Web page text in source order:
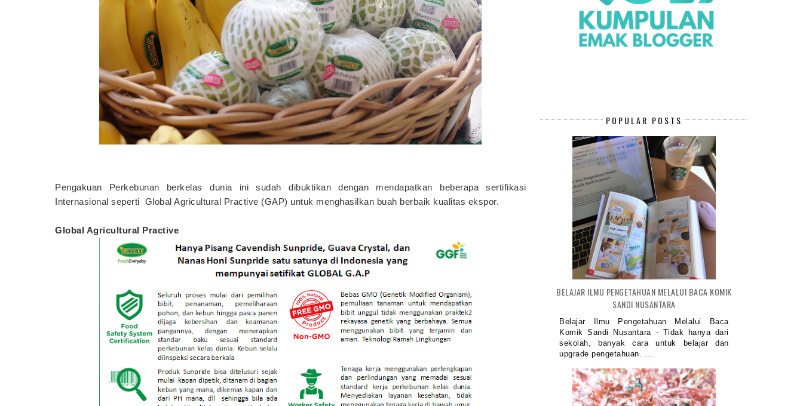
Pengakuan Perkebunan berkelas dunia ini sudah dibuktikan dengan mendapatkan beberapa sertifikasi
Internasional seperti Global Agricultural Practive (GAP) untuk menghasilkan buah berbaik kualitas ekspor.
Global Agricultural Practive
POPULAR POSTS
BELAJAR ILMU PENGETAHUAN MELALUI BACA KOMIK
SANDI NUSANTARA
Belajar Ilmu Pengetahuan Melalui Baca
Komik Sandi Nusantara - Tidak hanya dari
sekolah, banyak cara untuk belajar dan
upgrade pengetahuan. ...